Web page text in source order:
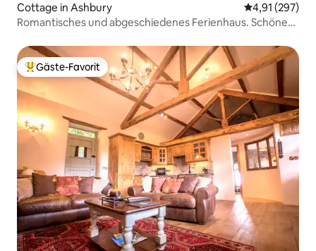
Cottage in Ashbury
4,91 (297)
Romantisches und abgeschiedenes Ferienhaus. Schöne
Beliebter Gäste-Favorit.
Gäste-Favorit